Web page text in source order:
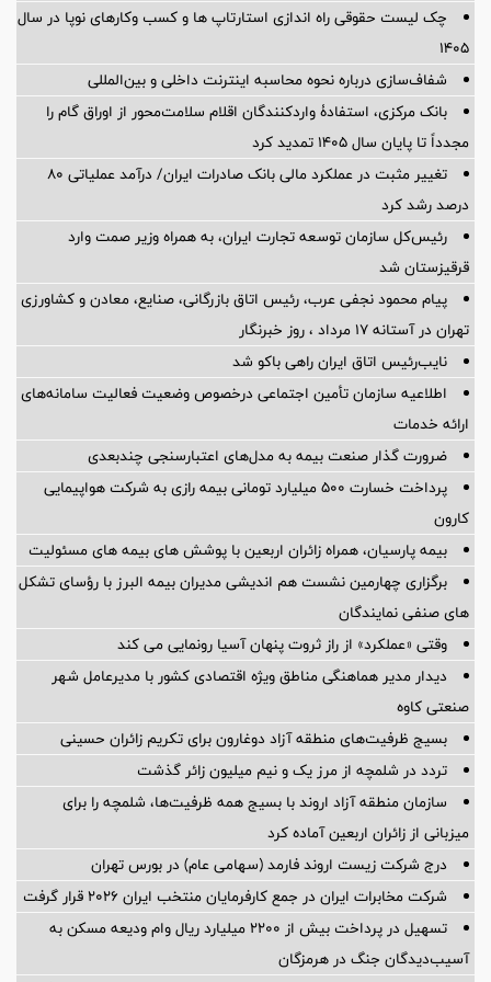
چک لیست حقوقی راه اندازی استارتاپ ها و کسب وکارهای نوپا در سال
۱۴۰۵
شفاف‌سازی درباره نحوه محاسبه اینترنت داخلی و بین‌المللی
بانک مرکزی، استفادۀ واردکنندگان اقلام سلامت‌محور از اوراق گام را
مجدداً تا پایان سال ۱۴۰۵ تمدید کرد
تغییر مثبت در عملکرد مالی بانک صادرات ایران/ درآمد عملیاتی 80
درصد رشد کرد
رئیس‌کل سازمان توسعه تجارت ایران، به همراه وزیر صمت وارد
قرقیزستان شد
پیام محمود نجفی عرب، رئیس اتاق بازرگانی، صنایع، معادن و کشاورزی
تهران در آستانه 17 مرداد ، روز خبرنگار
نایب‌رئیس اتاق ایران راهی باکو شد
اطلاعیه سازمان تأمین اجتماعی درخصوص وضعیت فعالیت سامانه‌های
ارائه خدمات
ضرورت گذار صنعت بیمه به مدل‌های اعتبارسنجی چندبعدی
پرداخت خسارت ۵۰۰ میلیارد تومانی بیمه رازی به شرکت هواپیمایی
کارون
بیمه پارسیان، همراه زائران اربعین با پوشش های بیمه های مسئولیت
برگزاری چهارمین نشست هم اندیشی مدیران بیمه البرز با رؤسای تشکل
های صنفی نمایندگان
وقتی «عملکرد» از راز ثروت پنهان آسیا رونمایی می کند
دیدار مدیر هماهنگی مناطق ویژه اقتصادی کشور با مدیرعامل شهر
صنعتی کاوه
بسیج ظرفیت‌های منطقه آزاد دوغارون برای تکریم زائران حسینی
تردد در شلمچه از مرز یک و نیم میلیون زائر گذشت
سازمان منطقه آزاد اروند با بسیج همه ظرفیت‌ها، شلمچه را برای
میزبانی از زائران اربعین آماده کرد
درج شرکت زیست اروند فارمد (سهامی عام) در بورس تهران
شرکت مخابرات ایران در جمع کارفرمایان منتخب ایران ۲۰۲۶ قرار گرفت
تسهیل در پرداخت بیش از ۲۲۰۰ میلیارد ریال وام ودیعه مسکن به
آسیب‌دیدگان جنگ در هرمزگان